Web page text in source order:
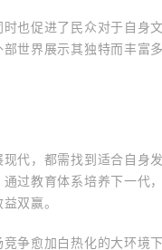
也促进了民众对于自身
世界展示其独特而丰富
代，都需找到适合自身
过教育体系培养下一代
双赢。
争愈加白热化的大环境